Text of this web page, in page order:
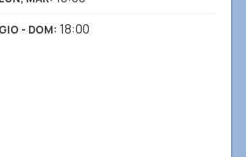
GIO - DOM: 18:00